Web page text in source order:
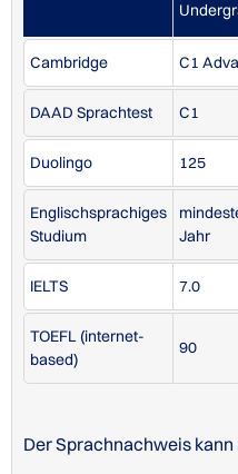
Cambridge C1
DAAD Sprachtest C1
Duolingo 125
Englischsprachiges
Studium
Jahr
IELTS 7.0
TOEFL (internet-
based)
90
Der Sprachnachweis